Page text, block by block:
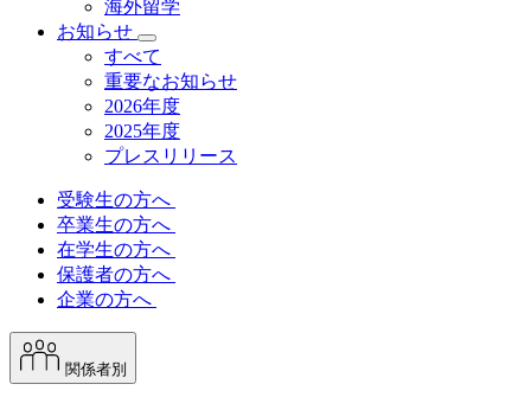
海外留学
お知らせ
すべて
重要なお知らせ
2026年度
2025年度
プレスリリース
受験生の方へ
卒業生の方へ
在学生の方へ
保護者の方へ
企業の方へ
関係者別